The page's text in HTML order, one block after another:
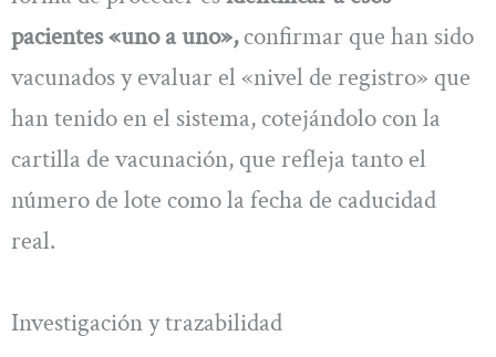
pacientes «uno a uno»,confirmar que han sido
vacunados y evaluar el «nivel de registro» que
han tenido en el sistema, cotejándolo con la
cartilla de vacunación, que refleja tanto el
número de lote como la fecha de caducidad
real.
Investigación y trazabilidad